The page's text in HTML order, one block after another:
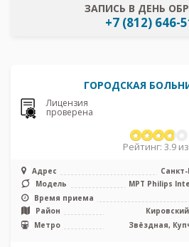
ЗАПИСЬ В ДЕНЬ
+7 (812) 646-
ГОРОДСКАЯ
Лицензия
проверена
Рейтинг: 3.9
Адрес
Санкт-
Модель
МРТ Philips
Время приема
Район
Метро
Звёздная,
Международная,